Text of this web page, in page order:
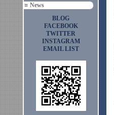
News
BLOG
FACEBOOK
TWITTER
INSTAGRAM
EMAIL LIST